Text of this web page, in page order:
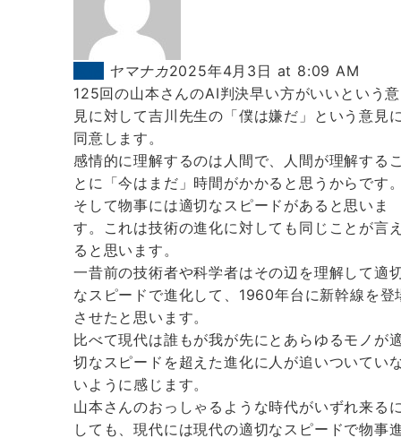
ヤマナカ2025年4月3日 at 8:09 AM
125回の山本さんのAI判決早い方がいいという意
見に対して吉川先生の「僕は嫌だ」という意見に
同意します。
感情的に理解するのは人間で、人間が理解するこ
とに「今はまだ」時間がかかると思うからです。
そして物事には適切なスピードがあると思いま
す。これは技術の進化に対しても同じことが言え
ると思います。
一昔前の技術者や科学者はその辺を理解して適
なスピードで進化して、1960年台に新幹線を登
させたと思います。
比べて現代は誰もが我が先にとあらゆるモノが
切なスピードを超えた進化に人が追いついてい
いように感じます。
山本さんのおっしゃるような時代がいずれ来るに
しても、現代には現代の適切なスピードで物事